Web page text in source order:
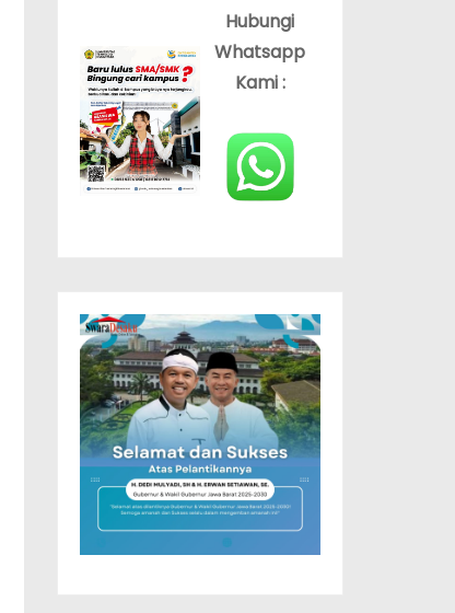
Hubungi
Whatsapp
Kami :